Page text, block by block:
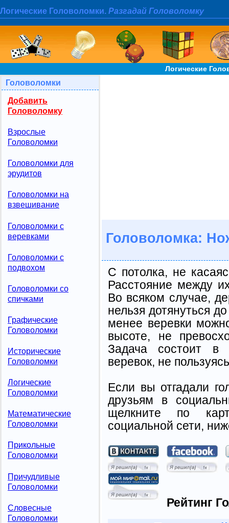
Логические Головоломки. Разгадай Головоломку
Логические
Головоломки
Добавить
Головоломку
Взрослые
Головоломки
Головоломки для
эрудитов
Головоломки на
взвешивание
Головоломки с
веревками
Головоломки с
подвохом
Головоломки со
спичками
Графические
Головоломки
Исторические
Головоломки
Логические
Головоломки
Математические
Головоломки
Прикольные
Головоломки
Причудливые
Головоломки
Словесные
Головоломки
Головоломка:
С потолка, не
Расстояние между
Во всяком случае,
нельзя дотянуться
менее веревки
высоте, не
Задача состоит в
веревок, не
Если вы отгадали
друзьям в
щелкните по
социальной сети,
Рейтинг